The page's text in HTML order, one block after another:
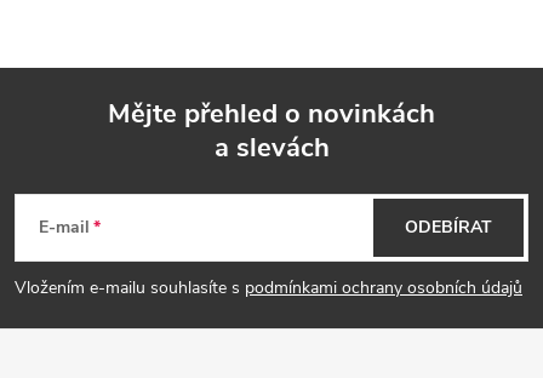
p
Mějte přehled o novinkách
a slevách
E-mail
Vložením e-mailu souhlasíte s podmínkami ochrany osobních údajů
ODEBÍRAT